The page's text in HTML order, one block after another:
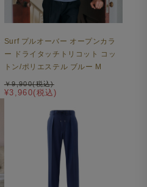
Surf プルオーバー オープンカラ
ー ドライタッチトリコット コッ
トン/ポリエステル ブルー M
¥3,960(税込)
￥9,900(税込)